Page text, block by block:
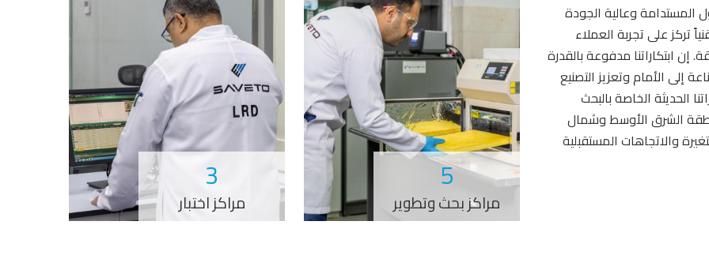
المستدامة وعالية الجودة
تركز على تجربة العملاء
ابتكاراتنا مدفوعة بالقدرة
إلى الأمام وتعزيز التصنيع
الحديثة الخاصة بالبحث
الشرق الأوسط وشمال
والاتجاهات المستقبلية
5
مراكز بحث وتطوير
3
مراكز اختبار